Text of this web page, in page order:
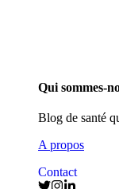
Qui sommes-
Blog de santé
A propos
Contact